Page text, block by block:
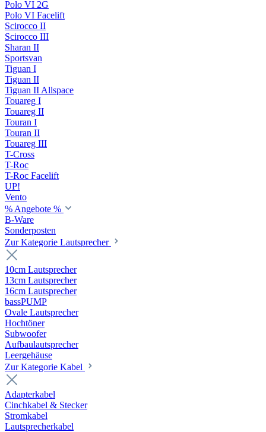
Polo VI 2G
Polo VI Facelift
Scirocco II
Scirocco III
Sharan II
Sportsvan
Tiguan I
Tiguan II
Tiguan II Allspace
Touareg I
Touareg II
Touran I
Touran II
Touareg III
T-Cross
T-Roc
T-Roc Facelift
UP!
Vento
% Angebote %
B-Ware
Sonderposten
Zur Kategorie Lautsprecher
10cm Lautsprecher
13cm Lautsprecher
16cm Lautsprecher
bassPUMP
Ovale Lautsprecher
Hochtöner
Subwoofer
Aufbaulautsprecher
Leergehäuse
Zur Kategorie Kabel
Adapterkabel
Cinchkabel & Stecker
Stromkabel
Lautsprecherkabel